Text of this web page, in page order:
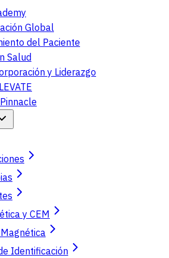
Global
del Paciente
Salud
y Liderazgo
y CEM
Identificación